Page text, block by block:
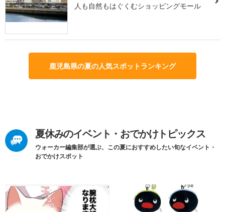
人も自然もはぐくむショッピングモール
鹿児島県の夏の人気スポットランキング
夏休みのイベント・おでかけトピックス
ウォーカー編集部が選ぶ、この夏におすすめしたい旬なイベント・
おでかけスポット